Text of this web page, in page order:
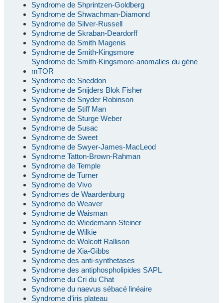
Syndrome de Shprintzen-Goldberg
Syndrome de Shwachman-Diamond
Syndrome de Silver-Russell
Syndrome de Skraban-Deardorff
Syndrome de Smith Magenis
Syndrome de Smith-Kingsmore
Syndrome de Smith-Kingsmore-anomalies du gène
mTOR
Syndrome de Sneddon
Syndrome de Snijders Blok Fisher
Syndrome de Snyder Robinson
Syndrome de Stiff Man
Syndrome de Sturge Weber
Syndrome de Susac
Syndrome de Sweet
Syndrome de Swyer-James-MacLeod
Syndrome Tatton-Brown-Rahman
Syndrome de Temple
Syndrome de Turner
Syndrome de Vivo
Syndromes de Waardenburg
Syndrome de Weaver
Syndrome de Waisman
Syndrome de Wiedemann-Steiner
Syndrome de Wilkie
Syndrome de Wolcott Rallison
Syndrome de Xia-Gibbs
Syndrome des anti-synthetases
Syndrome des antiphospholipides SAPL
Syndrome du Cri du Chat
Syndrome du naevus sébacé linéaire
Syndrome d’iris plateau